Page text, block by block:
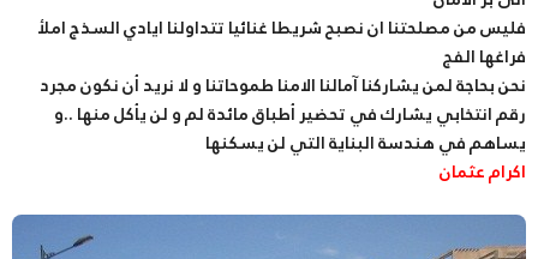
فليس من مصلحتنا ان نصبح شريطا غنائيا تتداولنا ايادي السذج املأ
فراغها الفج
نحن بحاجة لمن يشاركنا آمالنا الامنا طموحاتنا و لا نريد أن نكون مجرد
رقم انتخابي يشارك في تحضير أطباق مائدة لم و لن يأكل منها ..و
يساهم في هندسة البناية التي لن يسكنها
اكرام عثمان